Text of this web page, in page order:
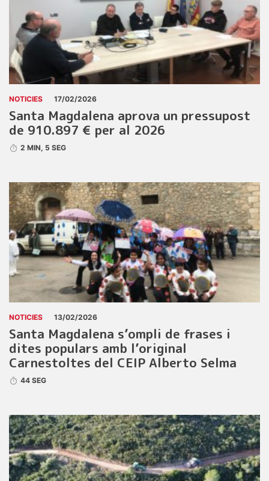
NOTICIES 17/02/2026
Santa Magdalena aprova un pressupost
de 910.897 € per al 2026
2 MIN, 5 SEG
NOTICIES 13/02/2026
Santa Magdalena s’ompli de frases i
dites populars amb l’original
Carnestoltes del CEIP Alberto Selma
44 SEG